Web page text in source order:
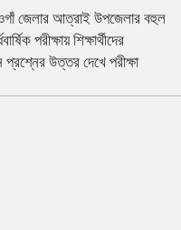
জেলার আত্রাই উপজেলার বহুল
পরীক্ষায় শিক্ষার্থীদের
উত্তর দেখে পরীক্ষা